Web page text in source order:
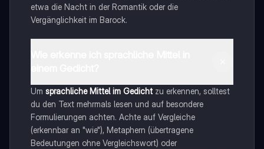
etwa die Nacht in der Romantik oder die
Vergänglichkeit im Barock.
Um sprachliche Mittel im Gedichtzu erkennen, solltest
du den Text mehrmals lesen und auf besondere
Formulierungen achten. Achte auf Vergleiche
(erkennbar an "wie"), Metaphern (übertragene
Bedeutungen ohne Vergleichswort) oder